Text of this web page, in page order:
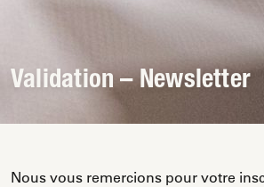
Validation – Newsletter
Nous vous remercions pour votre